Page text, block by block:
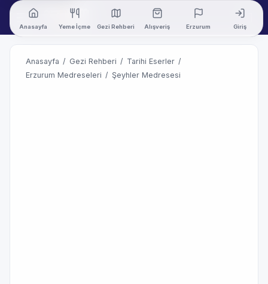
Anasayfa Yeme İçme Gezi Rehberi Alışveriş Erzurum Giriş
Anasayfa / Gezi Rehberi / Tarihi Eserler /
Erzurum Medreseleri / Şeyhler Medresesi